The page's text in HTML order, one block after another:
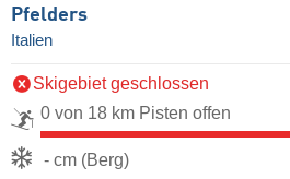
Pfelders
Italien
Skigebiet geschlossen
0 von 18 km Pisten offen
- cm (Berg)